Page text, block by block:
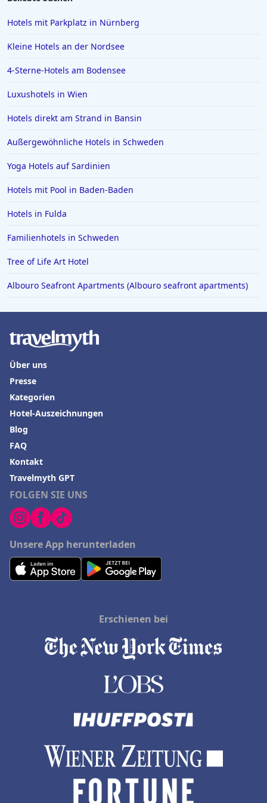
Hotels mit Parkplatz in Nürnberg
Kleine Hotels an der Nordsee
4-Sterne-Hotels am Bodensee
Luxushotels in Wien
Hotels direkt am Strand in Bansin
Außergewöhnliche Hotels in Schweden
Yoga Hotels auf Sardinien
Hotels mit Pool in Baden-Baden
Hotels in Fulda
Familienhotels in Schweden
Tree of Life Art Hotel
Albouro Seafront Apartments (Albouro seafront apartments)
FOLGEN SIE UNS
Unsere App herunterladen
Über uns
Presse
Kategorien
Hotel-Auszeichnungen
Blog
FAQ
Kontakt
Travelmyth GPT
Erschienen bei